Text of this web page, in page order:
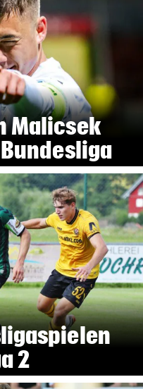
Malicsek
2